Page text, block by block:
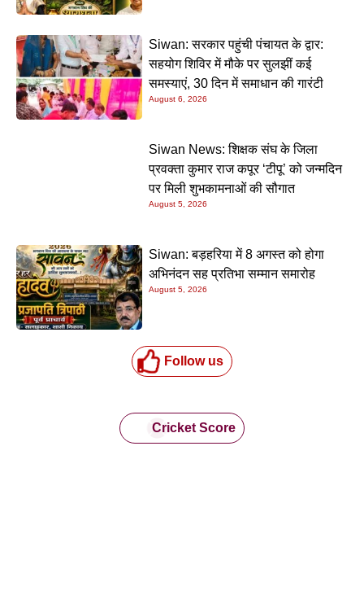
Siwan: सरकार पहुंची पंचायत के द्वार:
सहयोग शिविर में मौके पर सुलझीं कई
समस्याएं, 30 दिन में समाधान की गारंटी
August 6, 2026
Siwan News: शिक्षक संघ के जिला
प्रवक्ता कुमार राज कपूर ‘टीपू’ को जन्मदिन
पर मिली शुभकामनाओं की सौगात
August 5, 2026
Siwan: बड़हरिया में 8 अगस्त को होगा
अभिनंदन सह प्रतिभा सम्मान समारोह
August 5, 2026
Follow us
Cricket Score